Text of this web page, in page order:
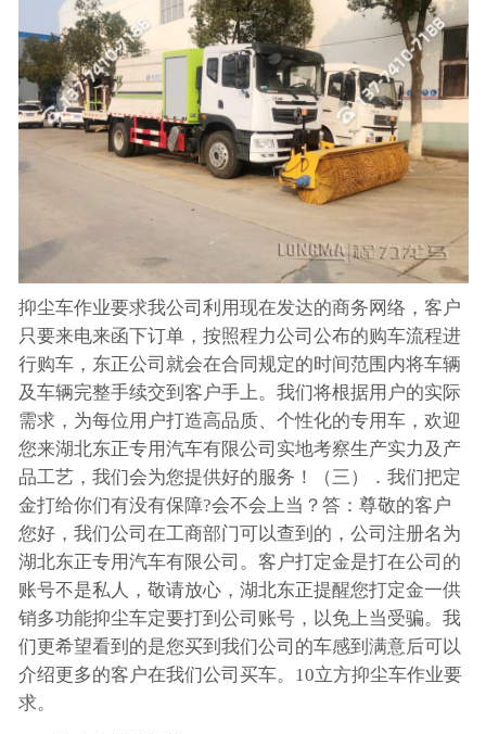
抑尘车作业要求我公司利用现在发达的商务网络，客户
只要来电来函下订单，按照程力公司公布的购车流程进
行购车，东正公司就会在合同规定的时间范围内将车辆
及车辆完整手续交到客户手上。我们将根据用户的实际
需求，为每位用户打造高品质、个性化的专用车，欢迎
您来湖北东正专用汽车有限公司实地考察生产实力及产
品工艺，我们会为您提供好的服务！（三）．我们把定
金打给你们有没有保障?会不会上当？答：尊敬的客户
您好，我们公司在工商部门可以查到的，公司注册名为
湖北东正专用汽车有限公司。客户打定金是打在公司的
账号不是私人，敬请放心，湖北东正提醒您打定金一供
销多功能抑尘车定要打到公司账号，以免上当受骗。我
们更希望看到的是您买到我们公司的车感到满意后可以
介绍更多的客户在我们公司买车。10立方抑尘车作业要
求。